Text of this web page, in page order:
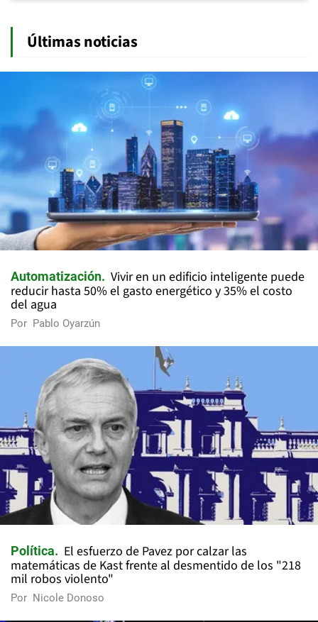
Últimas noticias
Automatización
Vivir en un edificio inteligente puede
reducir hasta 50% el gasto energético y 35% el costo
del agua
Por Pablo Oyarzún
Política
El esfuerzo de Pavez por calzar las
matemáticas de Kast frente al desmentido de los "218
mil robos violento"
Por Nicole Donoso